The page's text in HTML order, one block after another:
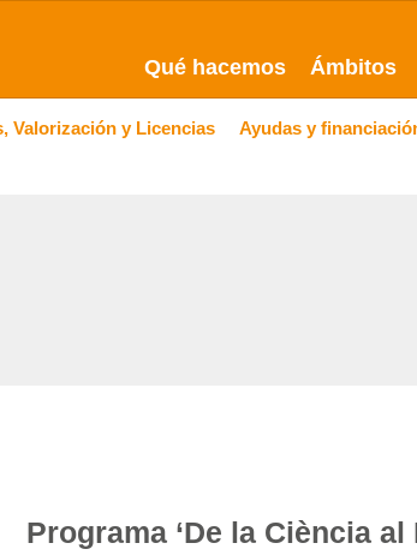
Qué hacemos Ámbitos
Valorización y Licencias Ayudas y
Programa ‘De la Ciència al